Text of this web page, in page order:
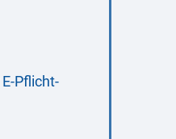
E-Pflicht-